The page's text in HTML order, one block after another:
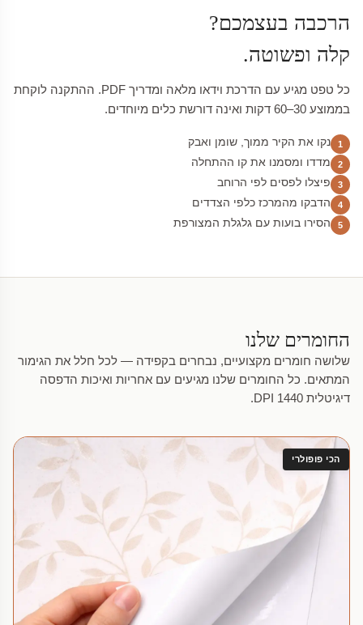
הרכבה בעצמכם?
קלה ופשוטה.
כל טפט מגיע עם הדרכת וידאו מלאה ומדריך PDF. ההתקנה לוקחת
בממוצע 30–60 דקות ואינה דורשת כלים מיוחדים.
1 נקו את הקיר ממוך, שומן ואבק
2 מדדו ומסמנו את קו ההתחלה
3 פיצלו לפסים לפי הרוחב
4 הדבקו מהמרכז כלפי הצדדים
5 הסירו בועות עם גלגלת המצורפת
החומרים שלנו
שלושה חומרים מקצועיים, נבחרים בקפידה — לכל חלל את הגימור
המתאים. כל החומרים שלנו מגיעים עם אחריות ואיכות הדפסה
דיגיטלית 1440 DPI.
הכי פופולרי